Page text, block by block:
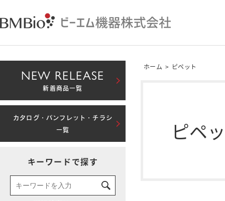
ホーム > ピペット
ピペ
NEW RELEASE
新着商品一覧
カタログ・パンフレット・チラシ
一覧
キーワードで探す